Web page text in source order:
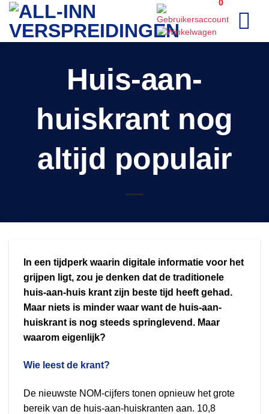
Ga
naar
inhoud
0
Huis-aan-
huiskrant nog
altijd populair
In een tijdperk waarin digitale informatie voor het
grijpen ligt, zou je denken dat de traditionele
huis-aan-huis krant zijn beste tijd heeft gehad.
Maar niets is minder waar want de huis-aan-
huiskrant is nog steeds springlevend. Maar
waarom eigenlijk?
Wie leest de krant?
De nieuwste NOM-cijfers tonen opnieuw het grote
bereik van de huis-aan-huiskranten aan. 10,8